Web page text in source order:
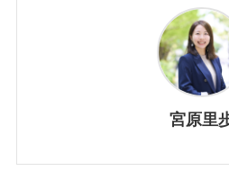
宮原里